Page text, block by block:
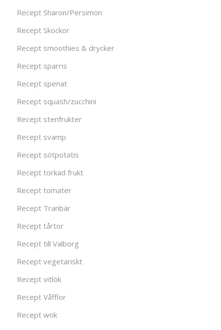
Recept Sharon/Persimon
Recept Skockor
Recept smoothies & drycker
Recept sparris
Recept spenat
Recept squash/zucchini
Recept stenfrukter
Recept svamp
Recept sötpotatis
Recept torkad frukt
Recept tomater
Recept Tranbär
Recept tårtor
Recept till Valborg
Recept vegetariskt
Recept vitlök
Recept Våfflor
Recept wok